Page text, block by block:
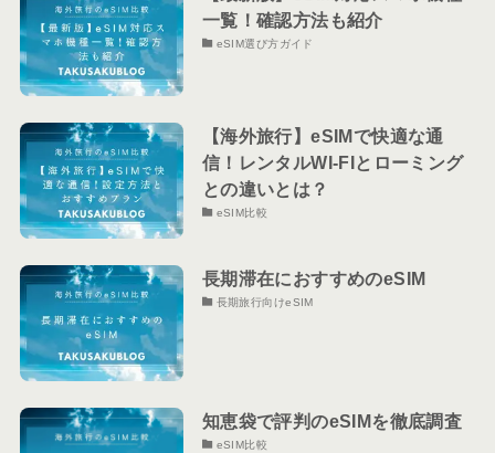
一覧！確認方法も紹介
eSIM選び方ガイド
【海外旅行】eSIMで快適な通
信！レンタルWI-FIとローミング
との違いとは？
eSIM比較
長期滞在におすすめのeSIM
長期旅行向けeSIM
知恵袋で評判のeSIMを徹底調査
eSIM比較